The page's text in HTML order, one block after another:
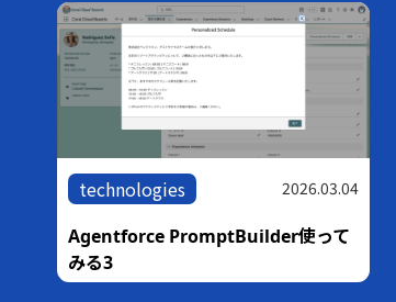
technologies 2026.07.10
【ハンズオン】Amazon Bedrock
AgentCore Harness × Managed
Knowledge Basesで作るマネージ